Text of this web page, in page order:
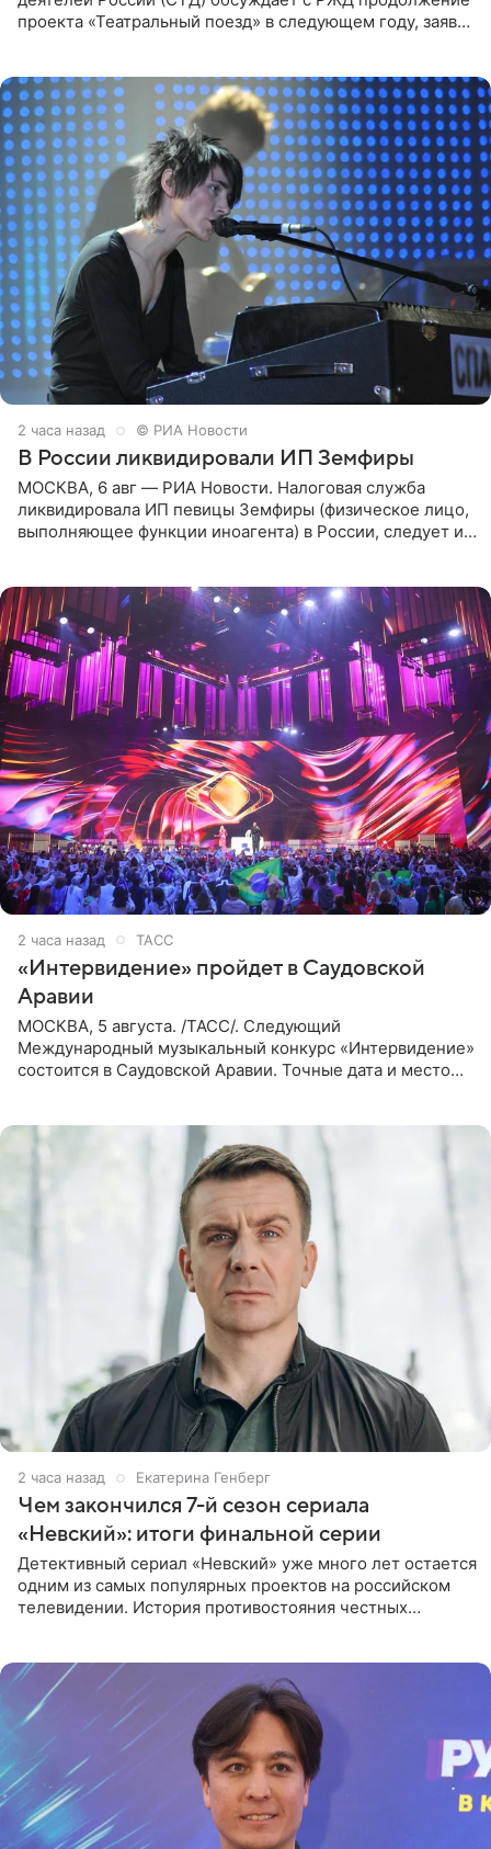
проекта «Театральный поезд» в следующем году, заявил
2 часа назад © РИА Новости
В России ликвидировали ИП Земфиры
МОСКВА, 6 авг — РИА Новости. Налоговая служба
ликвидировала ИП певицы Земфиры (физическое лицо,
выполняющее функции иноагента) в России, следует из
2 часа назад ТАСС
«Интервидение» пройдет в Саудовской
Аравии
МОСКВА, 5 августа. /ТАСС/. Следующий
Международный музыкальный конкурс «Интервидение»
состоится в Саудовской Аравии. Точные дата и место
2 часа назад Екатерина Генберг
Чем закончился 7-й сезон сериала
«Невский»: итоги финальной серии
Детективный сериал «Невский» уже много лет остается
одним из самых популярных проектов на российском
телевидении. История противостояния честных